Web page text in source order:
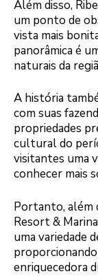
Além disso,
um ponto de
vista mais
panorâmica é
naturais da
A história
com suas
propriedades
cultural do
visitantes uma
conhecer mais
Portanto, além
Resort &
uma variedade
enriquecedora